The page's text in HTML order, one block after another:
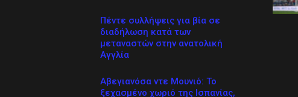
Πέντε συλλήψεις για βία σε
διαδήλωση κατά των
μεταναστών στην ανατολική
Αγγλία
Αβεγιανόσα ντε Μουνιό: Το
ξεχασμένο χωριό της Ισπανίας,